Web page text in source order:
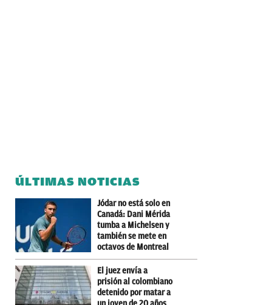
ÚLTIMAS NOTICIAS
Jódar no está solo en
Canadá: Dani Mérida
tumba a Michelsen y
también se mete en
octavos de Montreal
El juez envía a
prisión al colombiano
detenido por matar a